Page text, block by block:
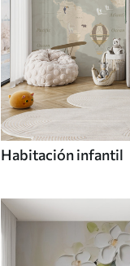
Habitación infantil